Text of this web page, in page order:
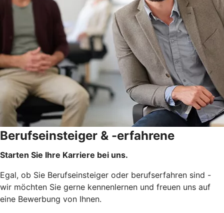
Berufseinsteiger & -erfahrene
Starten Sie Ihre Karriere bei uns.
Egal, ob Sie Berufseinsteiger oder berufserfahren sind -
wir möchten Sie gerne kennenlernen und freuen uns auf
eine Bewerbung von Ihnen.